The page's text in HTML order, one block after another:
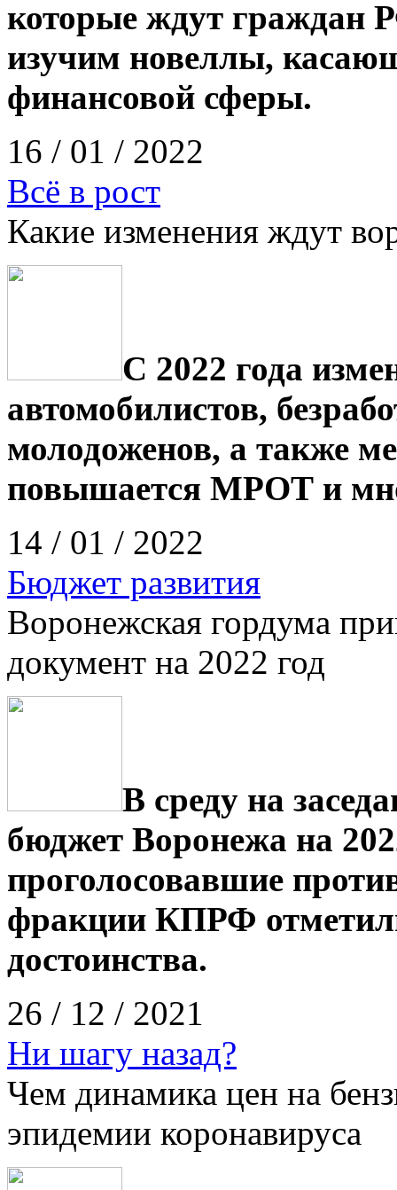
которые ждут граждан
изучим новеллы,
финансовой сферы.
16 / 01 / 2022
Всё в рост
Какие изменения ждут
С 2022 года
автомобилистов,
молодоженов, а также
повышается МРОТ и
14 / 01 / 2022
Бюджет развития
Воронежская гордума
документ на 2022 год
В среду на
бюджет Воронежа на
проголосовавшие
фракции КПРФ
достоинства.
26 / 12 / 2021
Ни шагу назад?
Чем динамика цен на
эпидемии коронавируса